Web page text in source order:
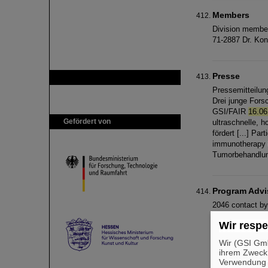
Gefördert von
Members
Division
71-2887 Dr.
Presse
Drei junge
GSI/FAIR
ultraschnelle,
fördert [...]
Program
2046 contact
contact by E-
71 [...] E-Mail
Wir
Wir (GSI
ihrem